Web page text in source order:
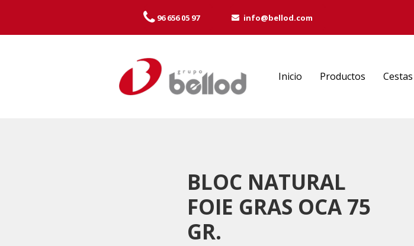
96 656 05 97 info@bellod.com
Inicio Productos
BLOC NATURAL
FOIE GRAS OCA 75
GR.